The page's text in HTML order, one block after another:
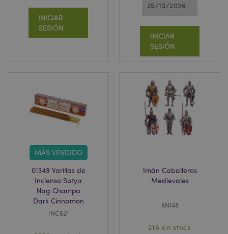
INICIAR
SESIÓN
25/10/2026
INICIAR
SESIÓN
MÁS VENDIDO
01349 Varillas de
Incienso Satya
Nag Champa
Dark Cinnamon
INC621
Imán Caballeros
Medievales
KN148
216 en stock